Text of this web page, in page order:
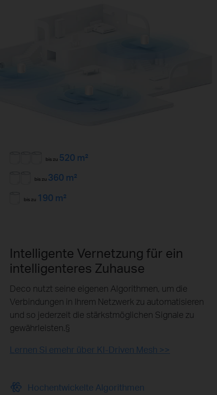
bis zu 520 m²
bis zu 360 m²
bis zu 190 m²
Intelligente Vernetzung für ein
intelligenteres Zuhause
Deco nutzt seine eigenen Algorithmen, um die
Verbindungen in Ihrem Netzwerk zu automatisieren
und so jederzeit die stärkstmöglichen Signale zu
gewährleisten.§
Lernen Si emehr über KI-Driven Mesh >>
Hochentwickelte Algorithmen